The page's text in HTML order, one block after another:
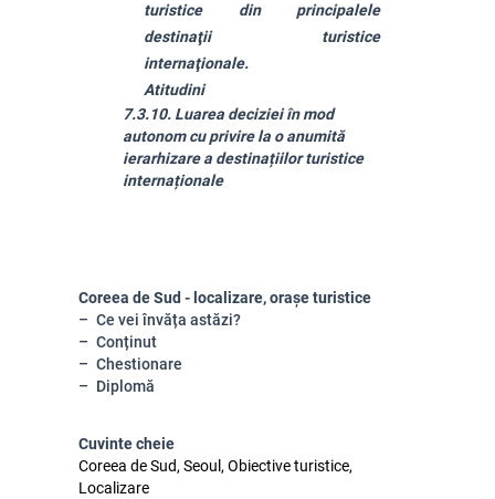
turistice din principalele
destinaţii turistice
internaţionale.
Atitudini
7.3.10. Luarea deciziei în mod
autonom cu privire la o anumită
ierarhizare a destinațiilor turistice
internaționale
Coreea de Sud - localizare, orașe turistice
Ce vei învăța astăzi?
Conținut
Chestionare
Diplomă
Cuvinte cheie
Coreea de Sud, Seoul, Obiective turistice,
Localizare